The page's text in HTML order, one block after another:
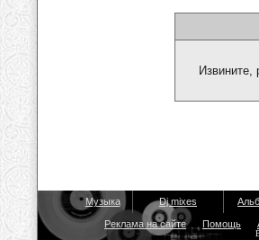
Извините,
Музыка Dj mixes
Реклама на сайте Помощь